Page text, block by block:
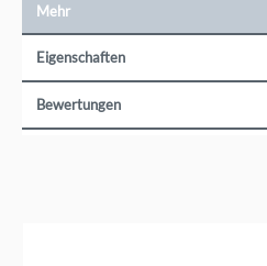
Mehr
Eigenschaften
Bewertungen